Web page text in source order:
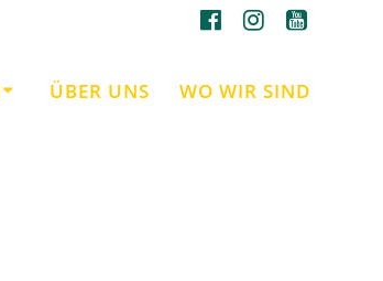
ÜBER UNS WO WIR SIND